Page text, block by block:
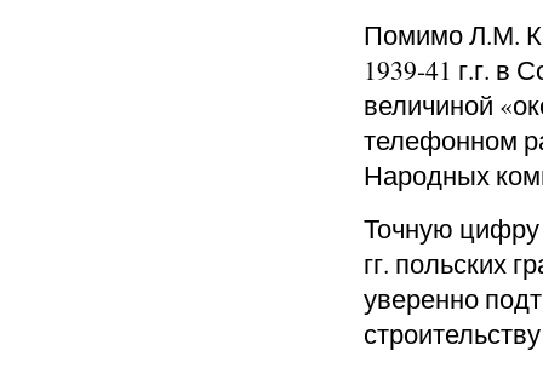
Помимо Л.М.
1939-41 г.г. в
величиной
телефонном
Народных
Точную цифру
гг. польских
уверенно